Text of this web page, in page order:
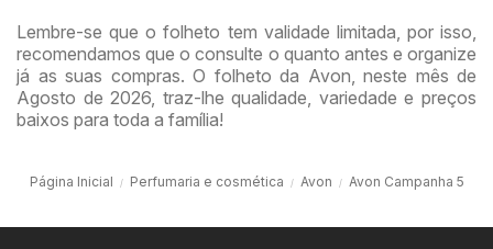
Lembre-se que o folheto tem validade limitada, por isso,
recomendamos que o consulte o quanto antes e organize
já as suas compras. O folheto da Avon, neste mês de
Agosto de 2026, traz-lhe qualidade, variedade e preços
baixos para toda a família!
Página Inicial Perfumaria e cosmética Avon Avon Campanha 5